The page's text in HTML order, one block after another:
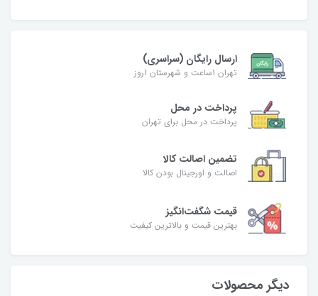
ارسال رایگان (سراسری)
تهران 1ساعت و شهرستان 1روز
پرداخت در محل
پرداخت در محل برای تهران
تضمین اصالت کالا
اصالت و اورجینال بودن کالا
قیمت شگفت‌انگیز
بهترین قیمت و بالاترین کیفیت
دیگر محصولات